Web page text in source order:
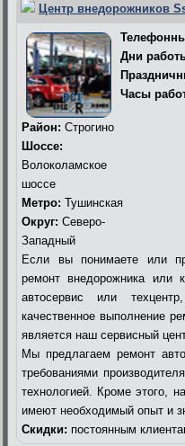
Центр внедорожников
Дни
Часы
Район: Строгино
Шоссе:
Волоколамское
шоссе
Метро: Тушинская
Округ: Северо-
Западный
Если вы понимаете или
ремонт внедорожника или
автосервис или
качественное выполнение
является наш сервисный
Мы предлагаем ремонт
требованиями
технологией. Кроме этого,
имеют необходимый опыт и
Скидки: постоянным